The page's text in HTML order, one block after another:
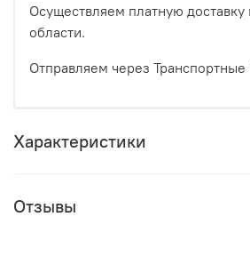
Осуществляем платную
области.
Отправляем через
Характеристики
Отзывы